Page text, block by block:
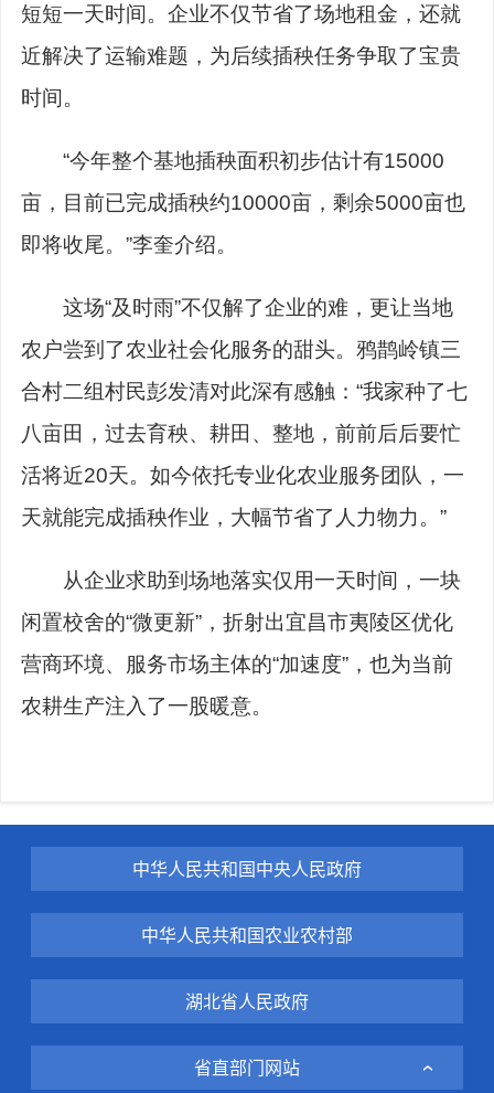
短短一天时间。企业不仅节省了场地租金，还就
近解决了运输难题，为后续插秧任务争取了宝贵
时间。
“今年整个基地插秧面积初步估计有15000
亩，目前已完成插秧约10000亩，剩余5000亩也
即将收尾。”李奎介绍。
这场“及时雨”不仅解了企业的难，更让当地
农户尝到了农业社会化服务的甜头。鸦鹊岭镇三
合村二组村民彭发清对此深有感触：“我家种了七
八亩田，过去育秧、耕田、整地，前前后后要忙
活将近20天。如今依托专业化农业服务团队，一
天就能完成插秧作业，大幅节省了人力物力。”
从企业求助到场地落实仅用一天时间，一块
闲置校舍的“微更新”，折射出宜昌市夷陵区优化
营商环境、服务市场主体的“加速度”，也为当前
农耕生产注入了一股暖意。
中华人民共和国中央人民政府
中华人民共和国农业农村部
湖北省人民政府
省直部门网站